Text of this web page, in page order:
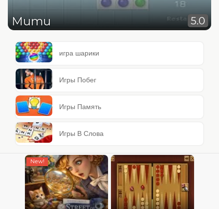
Mumu 5.0
игра шарики
Игры Побег
Игры Память
Игры В Слова